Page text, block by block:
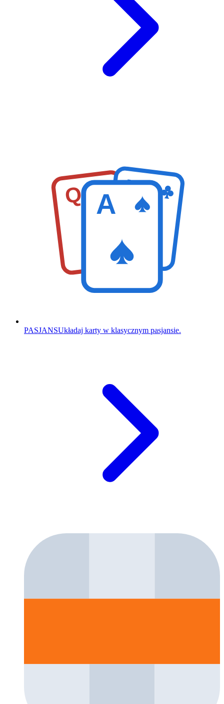
Q K
A
PASJANSUkładaj karty w klasycznym pasjansie.